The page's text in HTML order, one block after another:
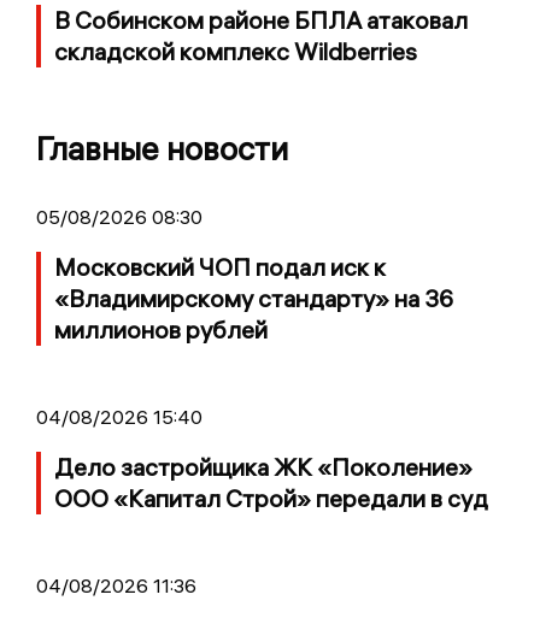
В Собинском районе БПЛА атаковал
складской комплекс Wildberries
Главные новости
05/08/2026 08:30
Московский ЧОП подал иск к
«Владимирскому стандарту» на 36
миллионов рублей
04/08/2026 15:40
Дело застройщика ЖК «Поколение»
ООО «Капитал Строй» передали в суд
04/08/2026 11:36